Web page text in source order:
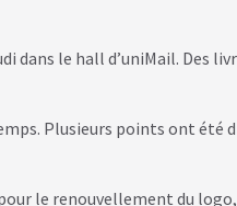
dans le hall d’uniMail. Des
Plusieurs points ont
le renouvellement du